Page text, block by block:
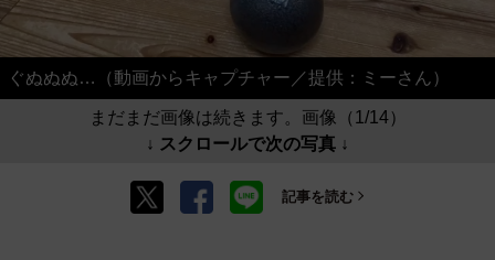
ぐぬぬぬ…（動画からキャプチャー／提供：ミーさん）
まだまだ画像は続きます。画像（1/14）
↓ スクロールで次の写真 ↓
記事を読む